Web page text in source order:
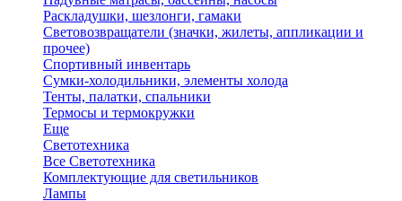
Раскладушки, шезлонги, гамаки
Световозвращатели (значки, жилеты, аппликации и
прочее)
Спортивный инвентарь
Сумки-холодильники, элементы холода
Тенты, палатки, спальники
Термосы и термокружки
Еще
Светотехника
Все Светотехника
Комплектующие для светильников
Лампы